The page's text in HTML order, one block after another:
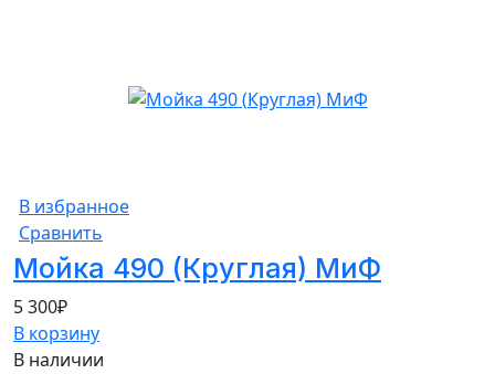
В избранное
Сравнить
Мойка 490 (Круглая) МиФ
5 300₽
В корзину
В наличии